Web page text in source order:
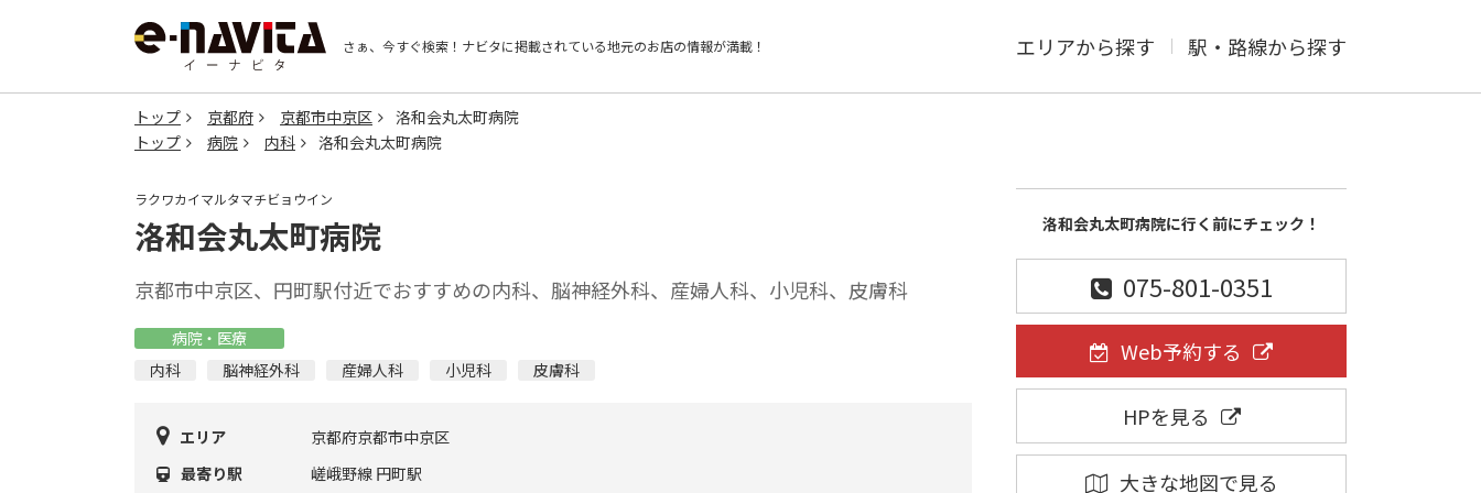
さぁ、今すぐ検索！ ナビタに掲載されている地元のお店の情報が満載！ エリアから探す 駅・路線から探す
トップ 京都府 京都市中京区
洛和会丸太町病院
トップ
病院 内科 洛和会丸太町病院
ラクワカイマルタマチビョウイン
洛和会丸太町病院
京都市中京区、円町駅付近でおすすめの内科、脳神経外科、産婦人科、小児科、皮膚科
病院・医療
内科
脳神経外科 産婦人科 小児科 皮膚科
エリア
京都府京都市中京区
最寄り駅
嵯峨野線 円町駅
洛和会丸太町病院に行く前にチェック！
075-801-0351
Web予約する
HPを見る
大きな地図で見る